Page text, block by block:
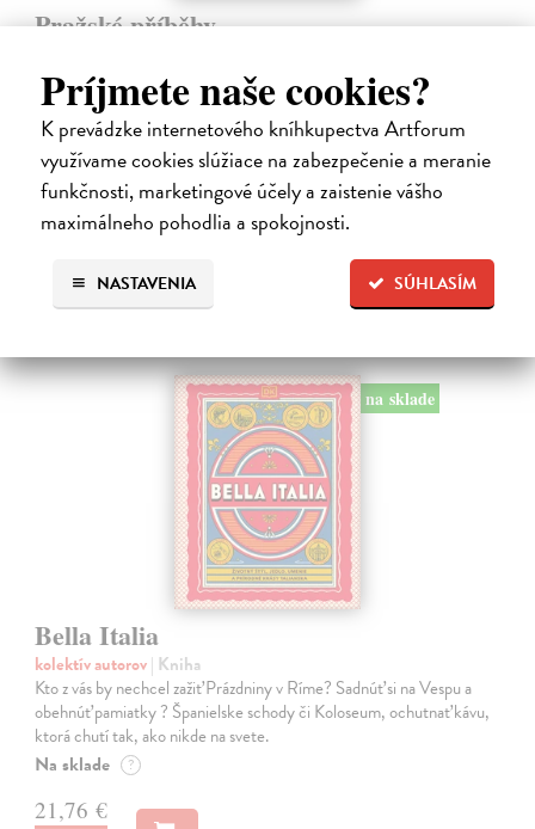
Príjmete naše cookies?
K prevádzke internetového kníhkupectva Artforum
využívame cookies slúžiace na zabezpečenie a meranie
funkčnosti, marketingové účely a zaistenie vášho
maximálneho pohodlia a spokojnosti.
SÚHLASÍM
NASTAVENIA
Pražské příběhy
Víte, kde byste na Pražském hradě našli Jezdecké schodiště, které
umožňovalo koním vstup do velkého sálu na rytířské turnaje? Víte,
kde žije, naparuje se a roztahuje svá nádherná pera nejkrásnější
pražský…
Zasielame do 10 dní
16,19 €
na sklade
Bella Italia
kolektív autorov| Kniha
Kto z vás by nechcel zažiť Prázdniny v Ríme? Sadnúť si na Vespu a
obehnúť pamiatky ? Španielske schody či Koloseum, ochutnať kávu,
ktorá chutí tak, ako nikde na svete.
Na sklade ?
21,76 €